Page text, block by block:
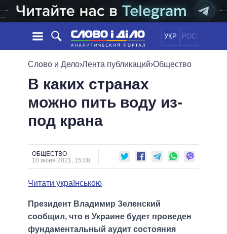
УКР РОС
НОВОСТИ
ЛЕНТА
СОБЫТИЯ
СТАТЬИ
МНЕНИЯ
ОБЗОРЫ
ДАЙДЖЕСТЫ
ПОЛИТИКА
ЭКОНОМИКА
ОБЕЩАНИЯ
ПОЛИТИКИ
ВСЕ ПОЛИТИКИ
ПРЕЗИДЕНТ И ОФИС
ВЕРХОВНАЯ РАДА
МЭРЫ
ВСЕ ПЕРСОНЫ
ВИДЕО
СРАВНЕНИЕ ПОЛИТИКОВ
Слово и Дело›Лента публикаций›Общество
В каких странах
можно пить воду из-
под крана
ОБЩЕСТВО
10 июня 2021, 15:08
Читати українською
Президент Владимир Зеленский
сообщил, что в Украине будет проведен
фундаментальный аудит состояния